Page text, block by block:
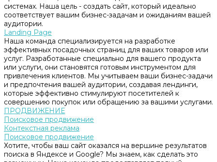
системах. Наша цель - создать сайт, который идеально
соответствует вашим бизнес-задачам и ожиданиям вашей
аудитории.
Landing Page
Наша команда специализируется на разработке
эффективных посадочных страниц для ваших товаров или
услуг. Разработанные специально для вашего продукта
или услуги, они становятся готовым инструментом для
привлечения клиентов. Мы учитываем ваши бизнес-задачи
и предпочтения вашей аудитории, создавая лендинги,
которые эффективно стимулируют посетителей к
совершению покупок или обращению за вашими услугами.
ПРОДВИЖЕНИЕ
Поисковое продвижение
Контекстная реклама
Поисковое продвижение
Хотите, чтобы ваш сайт оказался на вершине результатов
поиска в Яндексе и Google? Мы знаем, как сделать это